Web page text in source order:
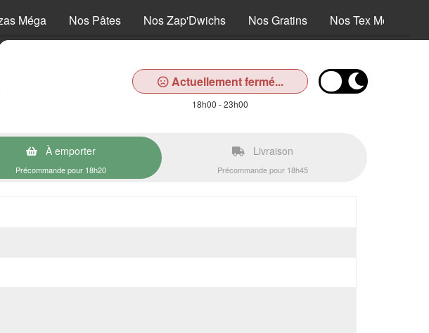
Méga Nos Pâtes Nos Zap'Dwichs Nos Gratins Nos Tex Mex
Actuellement fermé...
18h00 - 23h00
À emporter
Précommande pour 18h20
Livraison
Précommande pour 18h45